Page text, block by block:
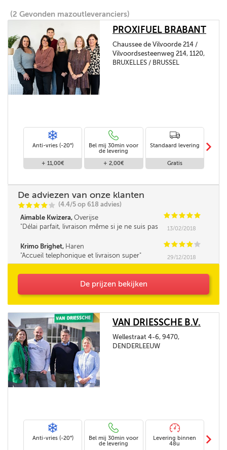
(2 Gevonden mazoutleveranciers)
PROXIFUEL BRABANT
Chaussee de Vilvoorde 214 /
Vilvoordsesteenweg 214, 1120,
BRUXELLES / BRUSSEL
Anti-vries (-20°)
+ 11,00€
Bel mij 30min voor
de levering
+ 2,00€
Standaard levering
Gratis
m
De adviezen van onze klanten
CCCC C (4.4/5 op 618 advies)
Aimable Kwizera, Overijse CCCCC
Délai parfait, livraison même si je ne suis pas
13/02/2018
Krimo Brighet, Haren CCCC C
Accueil telephonique et livraison super
29/12/2018
De prijzen bekijken
VAN DRIESSCHE B.V.
Wellestraat 4-6, 9470,
DENDERLEEUW
Anti-vries (-20°)
Bel mij 30min voor
de levering
Levering binnen
48u
m